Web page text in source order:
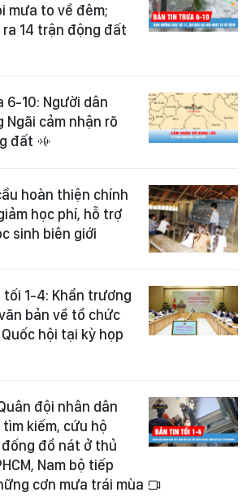
mưa to về đêm;
ra 14 trận động đất
10: Người dân
Ngãi cảm nhận rõ
đất
hoàn thiện chính
học phí, hỗ trợ
sinh biên giới
1-4: Khẩn trương
bản về tổ chức
hội tại kỳ họp
đội nhân dân
kiếm, cứu hộ
đổ nát ở thủ
Nam bộ tiếp
cơn mưa trái mùa